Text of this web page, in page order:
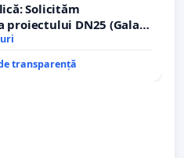
Solicităm
proiectului DN25 (Galați
prin devierea
afara localităților!
transparență